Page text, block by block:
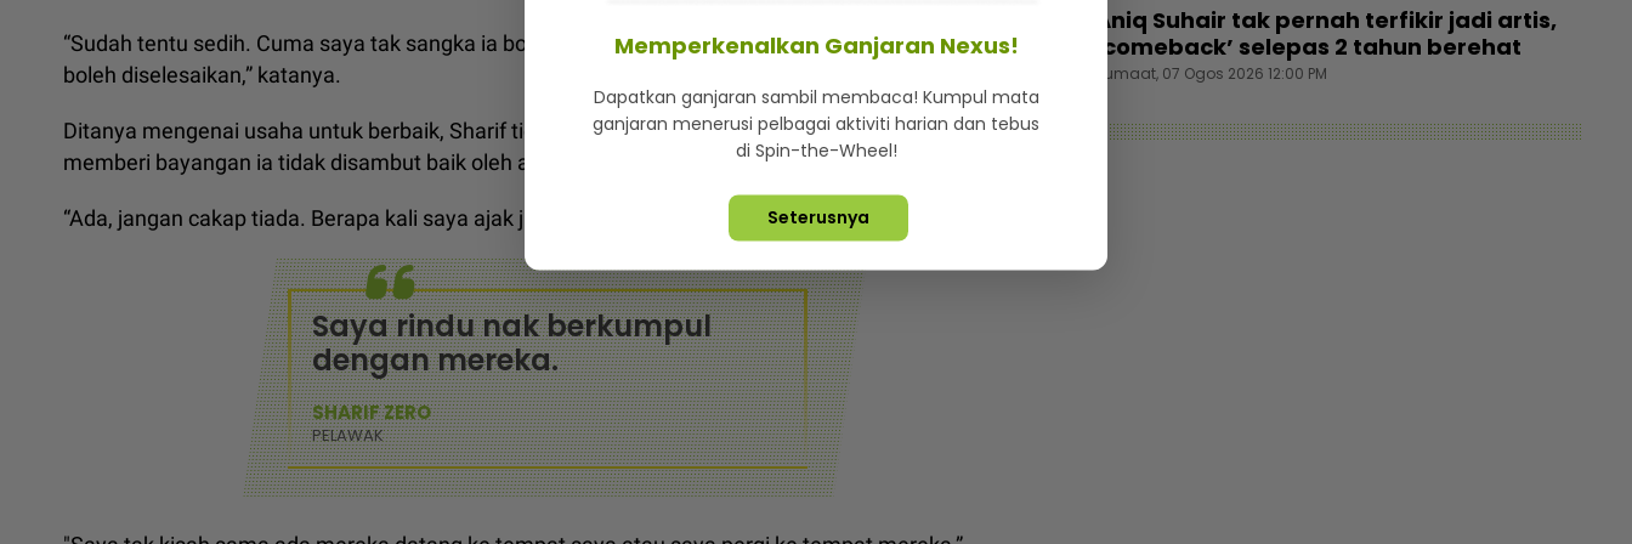
“Sudah tentu sedih. Cuma saya tak sangka ia boleh jadi sebesar ini. Bagi saya sebenarnya perkara ini
boleh diselesaikan,” katanya.
Ditanya mengenai usaha untuk berbaik, Sharif tidak menafikan dia ada memulakan langkah namun
memberi bayangan ia tidak disambut baik oleh adiknya.
“Ada, jangan cakap tiada. Berapa kali saya ajak jumpa? Ada ke isu duit? Marilah datang ke rumah.
Saya rindu nak berkumpul
dengan mereka.
SHARIF ZERO
PELAWAK
Aniq Suhair tak pernah terfikir jadi artis,
‘comeback’ selepas 2 tahun berehat
Jumaat, 07 Ogos 2026 12:00 PM
Memperkenalkan Ganjaran Nexus!
Dapatkan ganjaran sambil membaca! Kumpul mata
ganjaran menerusi pelbagai aktiviti harian dan tebus
di Spin-the-Wheel!
Seterusnya